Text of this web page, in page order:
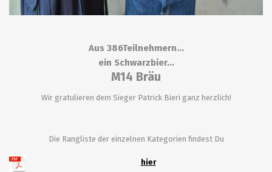
Aus 386Teilnehmern…
ein Schwarzbier...
M14 Bräu
Wir gratulieren dem Sieger Patrick Bieri ganz herzlich!
Die Rangliste der einzelnen Kategorien findest Du
hier